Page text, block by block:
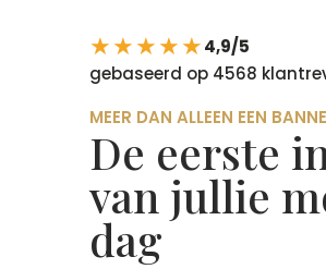
★★★★★4,9/5
gebaseerd op 4568
MEER DAN ALLEEN EEN
De eerste
van jullie
dag